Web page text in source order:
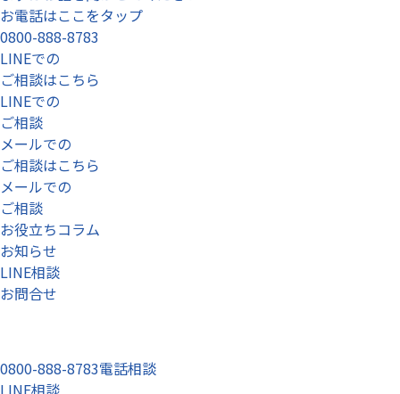
お電話はここをタップ
0800-888-8783
LINEでの
ご相談はこちら
LINEでの
ご相談
メールでの
ご相談はこちら
メールでの
ご相談
お役立ちコラム
お知らせ
LINE相談
お問合せ
0800-888-8783電話相談
LINE相談